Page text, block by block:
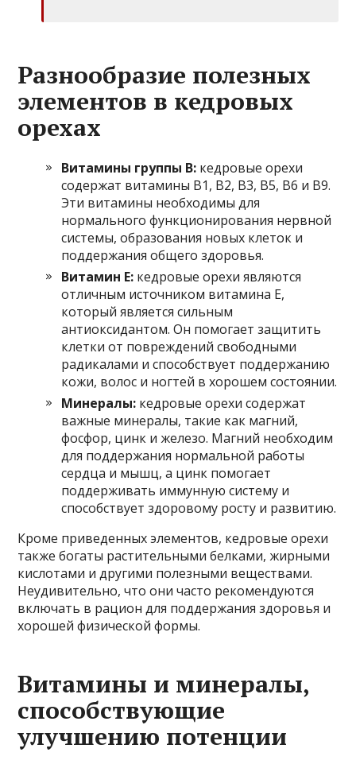
Разнообразие полезных
элементов в кедровых
орехах
Витамины группы B: кедровые орехи
содержат витамины B1, B2, B3, B5, B6 и B9.
Эти витамины необходимы для
нормального функционирования нервной
системы, образования новых клеток и
поддержания общего здоровья.
Витамин E: кедровые орехи являются
отличным источником витамина E,
который является сильным
антиоксидантом. Он помогает защитить
клетки от повреждений свободными
радикалами и способствует поддержанию
кожи, волос и ногтей в хорошем состоянии.
Минералы: кедровые орехи содержат
важные минералы, такие как магний,
фосфор, цинк и железо. Магний необходим
для поддержания нормальной работы
сердца и мышц, а цинк помогает
поддерживать иммунную систему и
способствует здоровому росту и развитию.
Кроме приведенных элементов, кедровые орехи
также богаты растительными белками, жирными
кислотами и другими полезными веществами.
Неудивительно, что они часто рекомендуются
включать в рацион для поддержания здоровья и
хорошей физической формы.
Витамины и минералы,
способствующие
улучшению потенции